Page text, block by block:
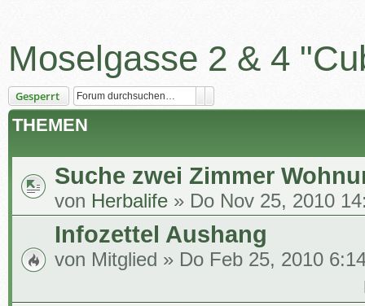
Moselgasse 2 & 4
Gesperrt
THEMEN
Suche zwei Zimmer
von Herbalife » Do Nov 25, 2010
Infozettel Aushang
von Mitglied » Do Feb 25, 2010